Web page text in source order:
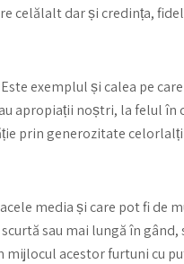
celălalt dar și credința,
exemplul și calea pe
apropiații noștri, la felul în
prin generozitate celorlalți
media și care pot fi de
sau mai lungă în gând,
mijlocul acestor furtuni cu